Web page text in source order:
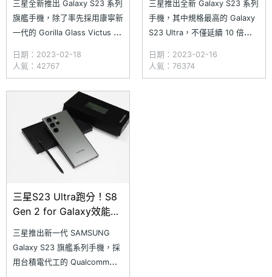
三星全新推出 Galaxy S23 系列
旗艦手機，除了率先採用康寧新
一代的 Gorilla Glass Victus 2
環保回收材料，其中
Galaxy S23 與 Galaxy S23+
取消了「輪廓切割相機」，統一
使用孤島式鏡頭設計，強化全系
列的視覺一體性。究竟三星
日期：2023-02-18
人氣：42767
三星推出全新 Galaxy S23 系列
手機，其中規格最高的 Galaxy
S23 Ultra，不僅延續 10 倍光
變焦外，更首度導入 2 億畫素
主鏡頭，結合 Super Quad
日期：2023-02-16
人氣：76374
三星S23 Ultra跑分！S8
Gen 2 for Galaxy效能實
三星推出新一代 SAMSUNG
Galaxy S23 旗艦系列手機，採
用台積電代工的 Qualcomm